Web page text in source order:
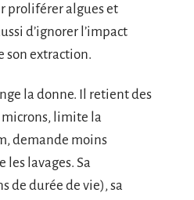
proliférer algues et
d’ignorer l’impact
son extraction.
la donne. Il retient des
microns, limite la
demande moins
les lavages. Sa
de durée de vie), sa